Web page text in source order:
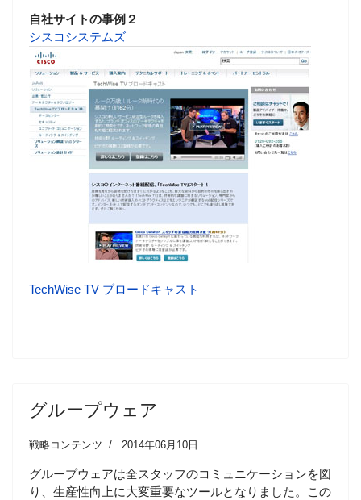
自社サイトの事例２
シスコシステムズ
TechWise TV ブロードキャスト
グループウェア
戦略コンテンツ 2014年06月10日
グループウェアは全スタッフのコミュニケーションを図
り、生産性向上に大変重要なツールとなりました。この